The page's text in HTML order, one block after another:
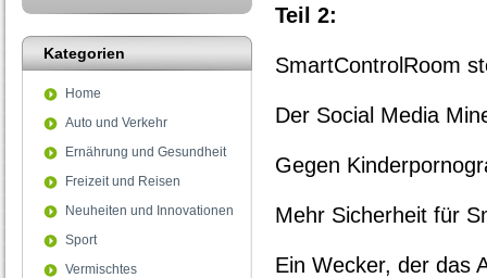
Kategorien
Home
Auto und Verkehr
Ernährung und Gesundheit
Freizeit und Reisen
Neuheiten und Innovationen
Sport
Vermischtes
Teil 2:
SmartControlRoom
Der Social Media
Gegen
Mehr Sicherheit für
Ein Wecker, der das